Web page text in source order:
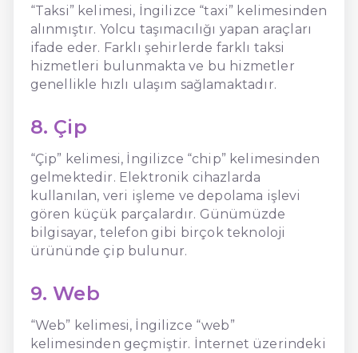
“Taksi” kelimesi, İngilizce “taxi” kelimesinden
alınmıştır. Yolcu taşımacılığı yapan araçları
ifade eder. Farklı şehirlerde farklı taksi
hizmetleri bulunmakta ve bu hizmetler
genellikle hızlı ulaşım sağlamaktadır.
8. Çip
“Çip” kelimesi, İngilizce “chip” kelimesinden
gelmektedir. Elektronik cihazlarda
kullanılan, veri işleme ve depolama işlevi
gören küçük parçalardır. Günümüzde
bilgisayar, telefon gibi birçok teknoloji
ürününde çip bulunur.
9. Web
“Web” kelimesi, İngilizce “web”
kelimesinden geçmiştir. İnternet üzerindeki